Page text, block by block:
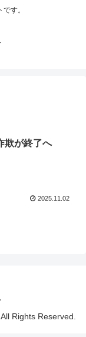
す。
欺が終了へ
2025.11.02
Rights Reserved.